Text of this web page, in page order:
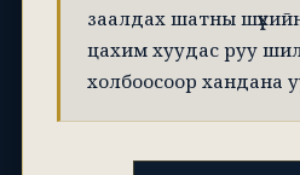
заалдах шатны
цахим хуудас руу
холбоосоор хандана